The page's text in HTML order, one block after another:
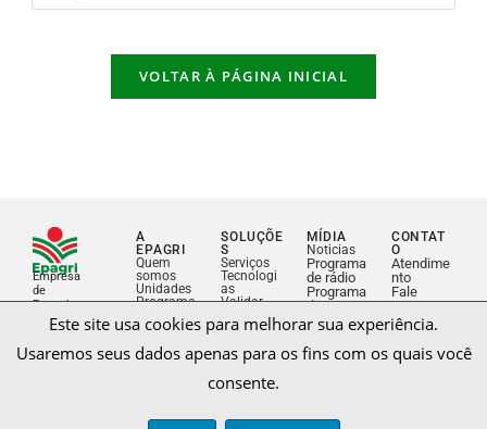
VOLTAR À PÁGINA INICIAL
Empresa
de
Pesquisa
Agropecuá
ria e
Rural de
A
EPAGRI
Quem
somos
Unidades
Programa
Document
institucion
SOLUÇÕE
S
Serviços
Tecnologi
as
Validar
document
o
es
Cursos e
eventos
Biblioteca
MÍDIA
Noticias
Programa
de rádio
Programa
de tv
Redes
sociais
CONTAT
O
Atendime
nto
Fale
conosco
Epagri
Mob
Este site usa cookies para melhorar sua experiência.
Usaremos seus dados apenas para os fins com os quais você
consente.
Salvar decisão
Saiba mais sobre nossa Política de Privacidade.